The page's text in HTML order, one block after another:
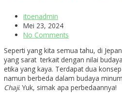
itoenadmin
Mei 23, 2024
No Comments
Seperti yang kita semua tahu, di
yang sarat terkait dengan nilai
etika yang kaya. Terdapat dua
namun berbeda dalam budaya
Chaji. Yuk, simak apa perbedaannya!